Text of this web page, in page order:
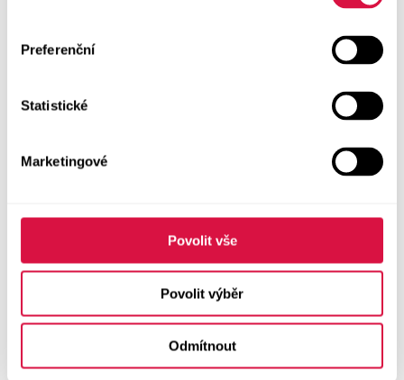
Preferenční
Statistické
Marketingové
Povolit vše
Povolit výběr
Odmítnout
Boty GEOX
Pásky
Peněženky